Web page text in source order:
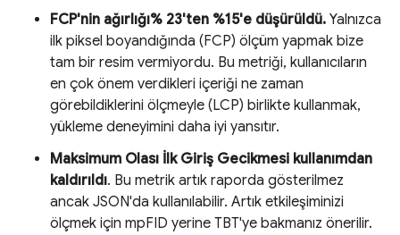
FCP'nin ağırlığı% 23'ten %15'e düşürüldü. Yalnızca
ilk piksel boyandığında (FCP) ölçüm yapmak bize
tam bir resim vermiyordu. Bu metriği, kullanıcıların
en çok önem verdikleri içeriği ne zaman
görebildiklerini ölçmeyle (LCP) birlikte kullanmak,
yükleme deneyimini daha iyi yansıtır.
Maksimum Olası İlk Giriş Gecikmesi kullanımdan
kaldırıldı. Bu metrik artık raporda gösterilmez
ancak JSON'da kullanılabilir. Artık etkileşiminizi
ölçmek için mpFID yerine TBT'ye bakmanız önerilir.